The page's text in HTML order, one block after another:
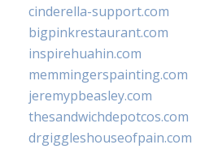
cinderella-support.com
bigpinkrestaurant.com
inspirehuahin.com
memmingerspainting.com
jeremypbeasley.com
thesandwichdepotcos.com
drgiggleshouseofpain.com